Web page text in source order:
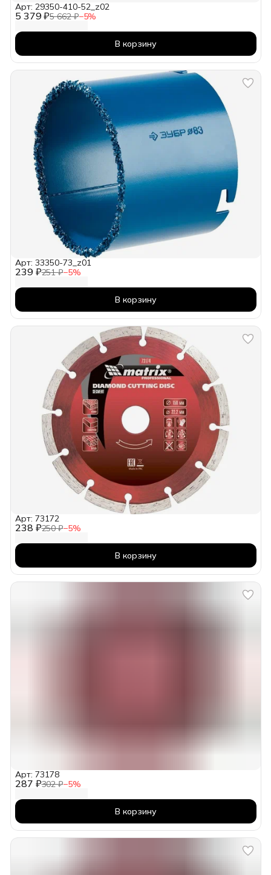
5 379 ₽5 662 ₽−5%
Арт: 29350-410-52_z02
В корзину
239 ₽251 ₽−5%
Арт: 33350-73_z01
В корзину
238 ₽250 ₽−5%
Арт: 73172
В корзину
287 ₽302 ₽−5%
Арт: 73178
В корзину